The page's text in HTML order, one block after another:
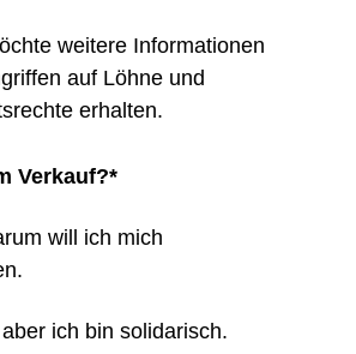
weitere Informationen
auf Löhne und
erhalten.
Verkauf?*
will ich mich
ich bin solidarisch.